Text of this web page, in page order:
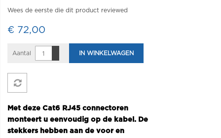
Wees de eerste die dit product reviewed
€ 72,00
Aantal IN WINKELWAGEN
Met deze Cat6 RJ45 connectoren
monteert u eenvoudig op de kabel. De
stekkers hebben aan de voor en